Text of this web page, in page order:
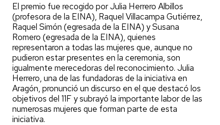
El premio fue recogido por Julia Herrero Albillos
(profesora de la EINA), Raquel Villacampa Gutiérrez,
Raquel Simón (egresada de la EINA) y Susana
Romero (egresada de la EINA), quienes
representaron a todas las mujeres que, aunque no
pudieron estar presentes en la ceremonia, son
igualmente merecedoras del reconocimiento. Julia
Herrero, una de las fundadoras de la iniciativa en
Aragón, pronunció un discurso en el que destacó los
objetivos del 11F y subrayó la importante labor de las
numerosas mujeres que forman parte de esta
iniciativa.